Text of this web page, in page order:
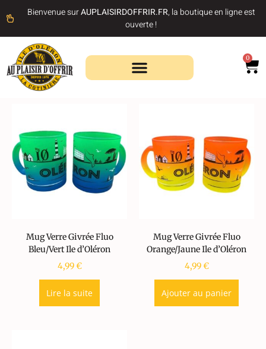
Bienvenue surAUPLAISIRDOFFRIR.FR, la boutique en ligne est
ouverte !
0
Mug Verre Givrée Fluo
Bleu/Vert Ile d’Oléron
4,99€
Lire la suite
Mug Verre Givrée Fluo
Orange/Jaune Ile d’Oléron
4,99€
Ajouter au panier